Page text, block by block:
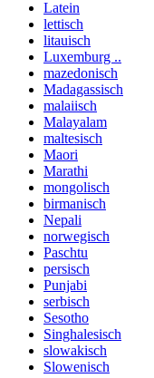
Latein
lettisch
litauisch
Luxemburg ..
mazedonisch
Madagassisch
malaiisch
Malayalam
maltesisch
Maori
Marathi
mongolisch
birmanisch
Nepali
norwegisch
Paschtu
persisch
Punjabi
serbisch
Sesotho
Singhalesisch
slowakisch
Slowenisch